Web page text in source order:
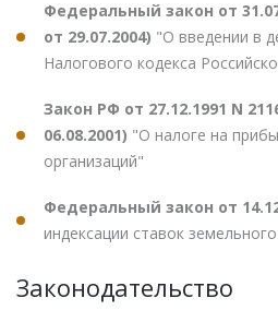
Федеральный закон от
от 29.07.2004) "О введении в
Налогового кодекса
Закон РФ от 27.12.1991 N
06.08.2001) "О налоге на
организаций"
Федеральный закон от
индексации ставок
Законодательство